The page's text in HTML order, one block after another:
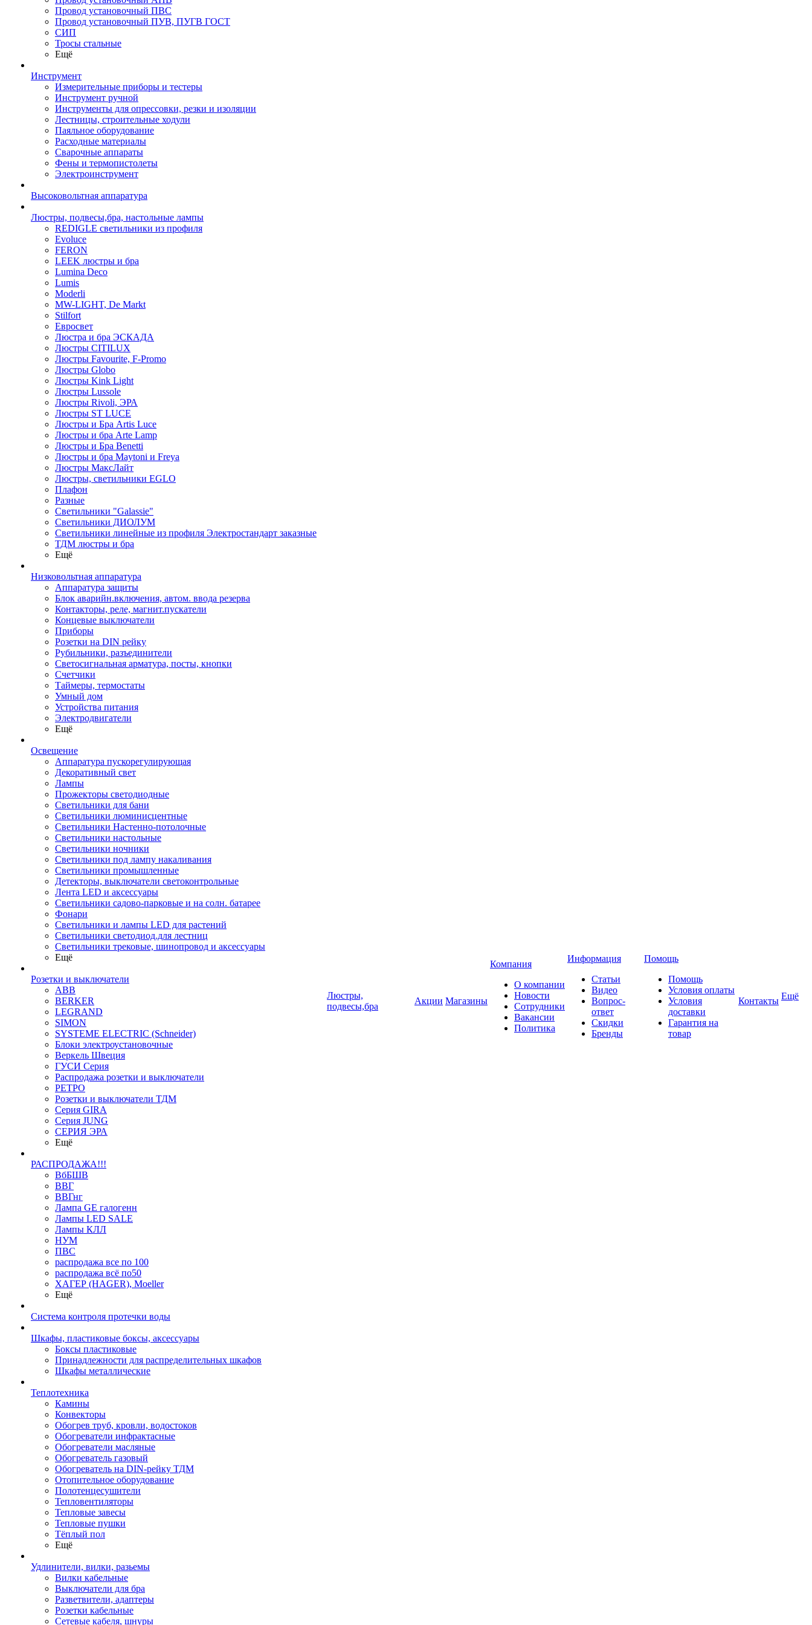
Провод установочный ПВС
Провод установочный ПУВ, ПУГВ ГОСТ
СИП
Тросы стальные
Ещё
Инструмент
Измерительные приборы и тестеры
Инструмент ручной
Инструменты для опрессовки, резки и изоляции
Лестницы, строительные ходули
Паяльное оборудование
Расходные материалы
Сварочные аппараты
Фены и термопистолеты
Электроинструмент
Высоковольтная аппаратура
Люстры, подвесы,бра, настольные лампы
REDIGLE светильники из профиля
Evoluce
FERON
LEEK люстры и бра
Lumina Deco
Lumis
Moderli
MW-LIGHT, De Markt
Stilfort
Евросвет
Люстра и бра ЭСКАДА
Люстры CITILUX
Люстры Favourite, F-Promo
Люстры Globo
Люстры Kink Light
Люстры Lussole
Люстры Rivoli, ЭРА
Люстры ST LUCE
Люстры и Бра Artis Luce
Люстры и бра Arte Lamp
Люстры и Бра Benetti
Люстры и бра Maytoni и Freya
Люстры МаксЛайт
Люстры, светильники EGLO
Плафон
Разные
Светильники "Galassie"
Светильники ДИОЛУМ
Светильники линейные из профиля Электростандарт заказные
ТДМ люстры и бра
Ещё
Низковольтная аппаратура
Аппаратура защиты
Блок аварийн.включения, автом. ввода резерва
Контакторы, реле, магнит.пускатели
Концевые выключатели
Приборы
Розетки на DIN рейку
Рубильники, разъединители
Светосигнальная арматура, посты, кнопки
Счетчики
Таймеры, термостаты
Умный дом
Устройства питания
Электродвигатели
Ещё
Освещение
Аппаратура пускорегулирующая
Декоративный свет
Лампы
Прожекторы светодиодные
Светильники для бани
Светильники люминисцентные
Светильники Настенно-потолочные
Светильники настольные
Светильники ночники
Светильники под лампу накаливания
Светильники промышленные
Детекторы, выключатели светоконтрольные
Лента LED и аксессуары
Светильники садово-парковые и на солн. батарее
Фонари
Светильники и лампы LED для растений
Светильники светодиод.для лестниц
Светильники трековые, шинопровод и аксессуары
Ещё
Розетки и выключатели
ABB
BERKER
LEGRAND
SIMON
SYSTEME ELECTRIC (Schneider)
Блоки электроустановочные
Веркель Швеция
ГУСИ Серия
Распродажа розетки и выключатели
РЕТРО
Розетки и выключатели ТДМ
Серия GIRA
Серия JUNG
СЕРИЯ ЭРА
Ещё
РАСПРОДАЖА!!!
ВбБШВ
ВВГ
ВВГнг
Лампа GE галогенн
Лампы LED SALE
Лампы КЛЛ
НУМ
ПВС
распродажа все по 100
распродажа всё по50
ХАГЕР (HAGER), Moeller
Ещё
Система контроля протечки воды
Шкафы, пластиковые боксы, аксессуары
Боксы пластиковые
Принадлежности для распределительных шкафов
Шкафы металлические
Теплотехника
Камины
Конвекторы
Обогрев труб, кровли, водостоков
Обогреватели инфрактасные
Обогреватели масляные
Обогреватель газовый
Обогреватель на DIN-рейку ТДМ
Отопительное оборудование
Полотенцесушители
Тепловентиляторы
Тепловые завесы
Тепловые пушки
Тёплый пол
Ещё
Удлинители, вилки, разьемы
Вилки кабельные
Выключатели для бра
Разветвители, адаптеры
Розетки кабельные
Сетевые кабеля, шнуры
Люстры,
подвесы,бра
Акции Магазины
Компания
О компании
Новости
Сотрудники
Вакансии
Политика
Информация
Статьи
Видео
Вопрос-
ответ
Скидки
Бренды
Помощь
Помощь
Условия оплаты
Условия
доставки
Гарантия на
товар
Контакты Ещё